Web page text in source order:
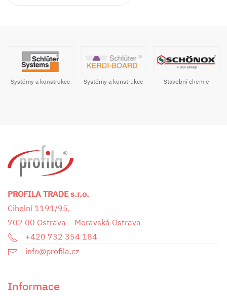
Systémy a konstrukce Systémy a konstrukce Stavební chemie
PROFILA TRADE s.r.o.
Cihelní 1191/95,
702 00 Ostrava – Moravská Ostrava
+420 732 354 184
info@profila.cz
Informace